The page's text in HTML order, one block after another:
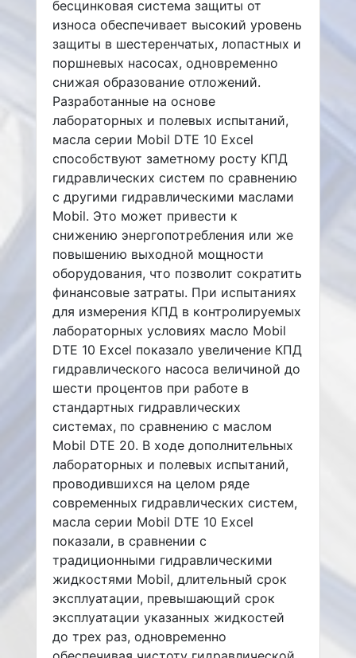
бесцинковая система защиты от
износа обеспечивает высокий уровень
защиты в шестеренчатых, лопастных и
поршневых насосах, одновременно
снижая образование отложений.
Разработанные на основе
лабораторных и полевых испытаний,
масла серии Mobil DTE 10 Excel
способствуют заметному росту КПД
гидравлических систем по сравнению
с другими гидравлическими маслами
Mobil. Это может привести к
снижению энергопотребления или же
повышению выходной мощности
оборудования, что позволит сократить
финансовые затраты. При испытаниях
для измерения КПД в контролируемых
лабораторных условиях масло Mobil
DTE 10 Excel показало увеличение КПД
гидравлического насоса величиной до
шести процентов при работе в
стандартных гидравлических
системах, по сравнению с маслом
Mobil DTE 20. В ходе дополнительных
лабораторных и полевых испытаний,
проводившихся на целом ряде
современных гидравлических систем,
масла серии Mobil DTE 10 Excel
показали, в сравнении с
традиционными гидравлическими
жидкостями Mobil, длительный срок
эксплуатации, превышающий срок
эксплуатации указанных жидкостей
до трех раз, одновременно